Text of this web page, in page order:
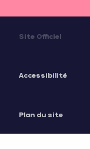
Site Officiel
Accessibilité
Plan du site